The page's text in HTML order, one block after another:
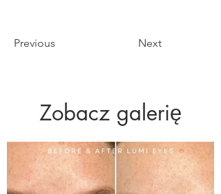
Previous Next
Zobacz galerię